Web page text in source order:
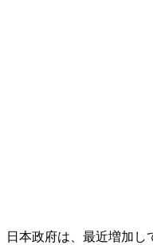
日本政府は、最近増加し